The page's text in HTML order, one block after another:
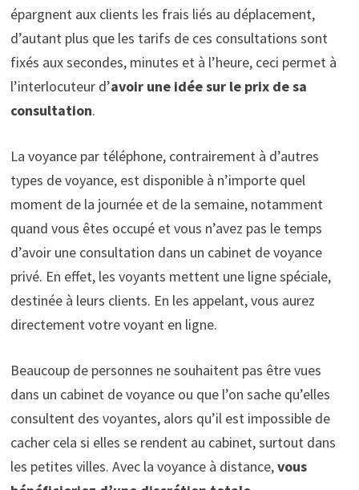
épargnent aux clients les frais liés au déplacement,
d’autant plus que les tarifs de ces consultations sont
fixés aux secondes, minutes et à l’heure, ceci permet à
l’interlocuteur d’avoir une idée sur le prix de sa
consultation.
La voyance par téléphone, contrairement à d’autres
types de voyance, est disponible à n’importe quel
moment de la journée et de la semaine, notamment
quand vous êtes occupé et vous n’avez pas le temps
d’avoir une consultation dans un cabinet de voyance
privé. En effet, les voyants mettent une ligne spéciale,
destinée à leurs clients. En les appelant, vous aurez
directement votre voyant en ligne.
Beaucoup de personnes ne souhaitent pas être vues
dans un cabinet de voyance ou que l’on sache qu’elles
consultent des voyantes, alors qu’il est impossible de
cacher cela si elles se rendent au cabinet, surtout dans
les petites villes. Avec la voyance à distance,vous